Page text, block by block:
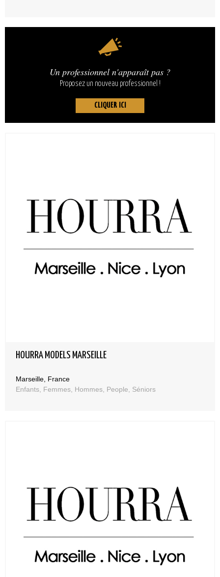
Un professionnel n'apparaît pas ?
Proposez un nouveau professionnel !
CLIQUER ICI
HOURRA MODELS MARSEILLE
Marseille, France
Enfants, Femmes, Hommes, People, Séniors